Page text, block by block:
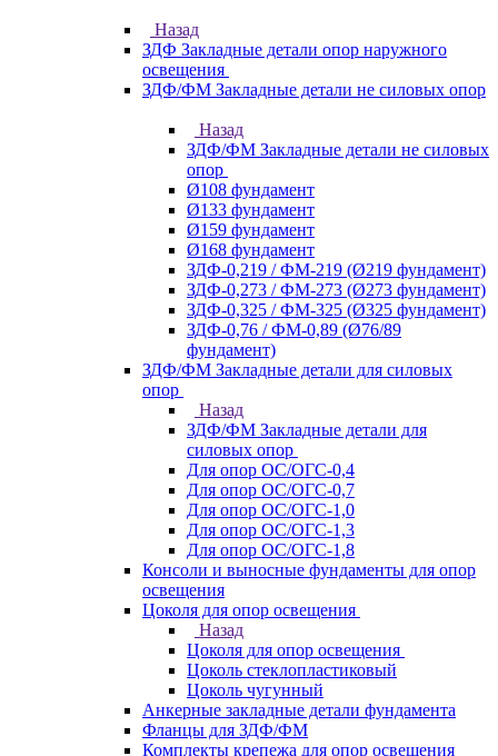
Назад
ЗДФ Закладные детали опор наружного
освещения
ЗДФ/ФМ Закладные детали не силовых опор
Назад
ЗДФ/ФМ Закладные детали не силовых
опор
Ø108 фундамент
Ø133 фундамент
Ø159 фундамент
Ø168 фундамент
ЗДФ-0,219 / ФМ-219 (Ø219 фундамент)
ЗДФ-0,273 / ФМ-273 (Ø273 фундамент)
ЗДФ-0,325 / ФМ-325 (Ø325 фундамент)
ЗДФ-0,76 / ФМ-0,89 (Ø76/89
фундамент)
ЗДФ/ФМ Закладные детали для силовых
опор
Назад
ЗДФ/ФМ Закладные детали для
силовых опор
Для опор ОС/ОГС-0,4
Для опор ОС/ОГС-0,7
Для опор ОС/ОГС-1,0
Для опор ОС/ОГС-1,3
Для опор ОС/ОГС-1,8
Консоли и выносные фундаменты для опор
освещения
Цоколя для опор освещения
Назад
Цоколя для опор освещения
Цоколь стеклопластиковый
Цоколь чугунный
Анкерные закладные детали фундамента
Фланцы для ЗДФ/ФМ
Комплекты крепежа для опор освещения